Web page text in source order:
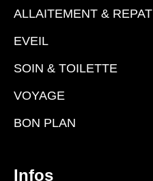
ALLAITEMENT & REPAT
EVEIL
SOIN & TOILETTE
VOYAGE
BON PLAN
Infos